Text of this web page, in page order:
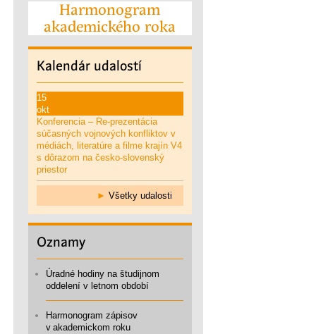
Harmonogram
akademického roka
Kalendárudalostí
15
okt
Konferencia – Re-prezentácia
súčasných vojnových konfliktov v
médiách, literatúre a filme krajín V4
s dôrazom na česko-slovenský
priestor
► Všetky udalosti
Oznamy
Úradné hodiny na študijnom
oddelení v letnom období
Harmonogram zápisov
v akademickom roku